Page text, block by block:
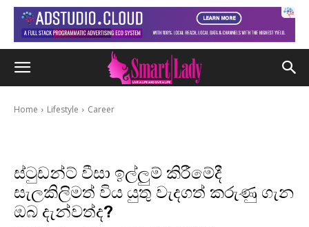
Home Lifestyle Career
ස්ටුඩන්ට් වීසා ඉල්ලුම් කිරීමේදී
සැලකිලිමත් විය යුතු වැදගත් කරුණු ගැන
ඔබ දැන්වත්ද?